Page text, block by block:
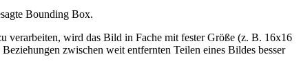
Bounding Box.
verarbeiten, wird das Bild in Fache mit fester Größe (z. B. 16x16
zwischen weit entfernten Teilen eines Bildes besser